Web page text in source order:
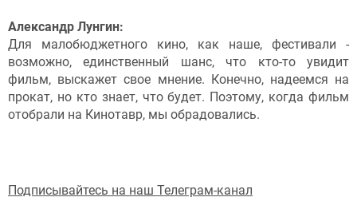
Александр Лунгин:
Для малобюджетного кино, как наше, фестивали -
возможно, единственный шанс, что кто-то увидит
фильм, выскажет свое мнение. Конечно, надеемся на
прокат, но кто знает, что будет. Поэтому, когда фильм
отобрали на Кинотавр, мы обрадовались.
Подписывайтесь на наш Телеграм-канал